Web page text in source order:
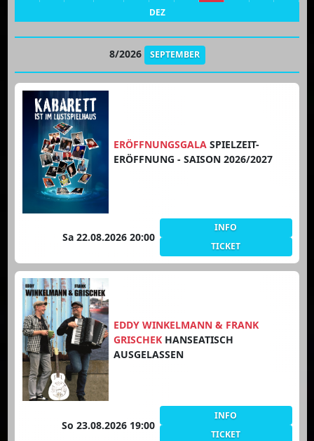
DEZ
8/2026 SEPTEMBER
ERÖFFNUNGSGALA SPIELZEIT-
ERÖFFNUNG - SAISON 2026/2027
Sa 22.08.2026 20:00
INFO
TICKET
EDDY WINKELMANN & FRANK
GRISCHEK HANSEATISCH
AUSGELASSEN
So 23.08.2026 19:00
INFO
TICKET